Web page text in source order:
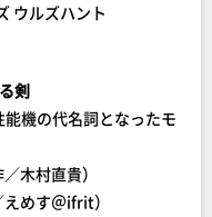
ウルズハント
剣
機の代名詞となったモ
木村直貴）
めす＠ifrit）